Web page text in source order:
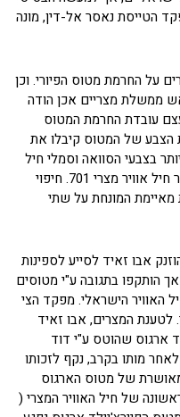
הטייסת נאסר אל-דין, מונה
על החרמת מטוס הפיורי. וכן
ממשלת מצריים אכן הודה
עובדת החרמת המטוס
הצבע של המטוס קיבלו את
בצבעי הסוואה וסמלי חיל
האוויר המצרי. כמו כן קיבל המטוס מספר חיל אוויר מצרי 701. חיפוי
מאיימת המונחת על שתי
הוזנק אבו זאיד לסייע לספינות
הותקפו בתגובה ע"י מטוסים
האוויר הישראלי. מפקד הצי
לטענת המצרים, אבו זאיד
ארגוס שהוטס ע"י דוד
מותו בקרב, נקף לזכותו
של מטוס הארגוס
של חיל האוויר המצרי (